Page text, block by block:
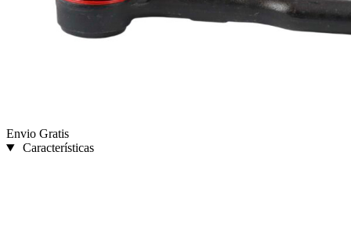
Envio Gratis
Características